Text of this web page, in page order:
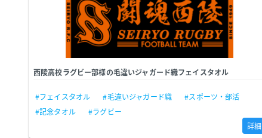
西陵高校ラグビー部様の毛違いジャガード織フェイスタオル
#フェイスタオル #毛違いジャガード織
#スポーツ・部活
#記念タオル
#ラグビー
詳細